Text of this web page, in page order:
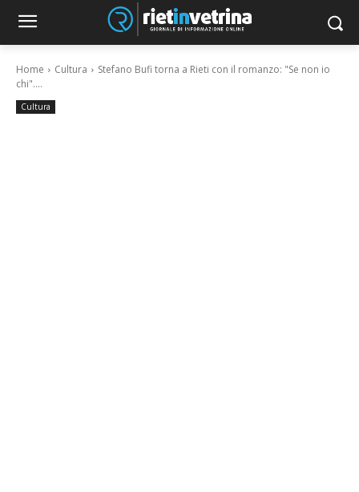
Home Cultura
Stefano Bufi torna a Rieti con il romanzo: "Se non io
chi"....
Cultura